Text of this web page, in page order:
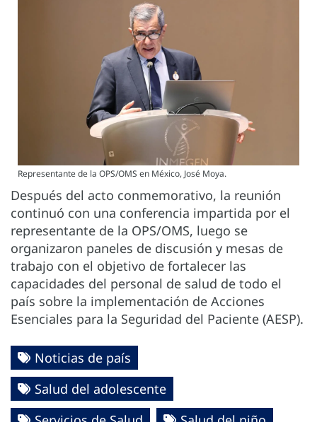
Representante de la OPS/OMS en México, José Moya.
Después del acto conmemorativo, la reunión
continuó con una conferencia impartida por el
representante de la OPS/OMS, luego se
organizaron paneles de discusión y mesas de
trabajo con el objetivo de fortalecer las
capacidades del personal de salud de todo el
país sobre la implementación de Acciones
Esenciales para la Seguridad del Paciente (AESP).
Noticias de país
Salud del adolescente